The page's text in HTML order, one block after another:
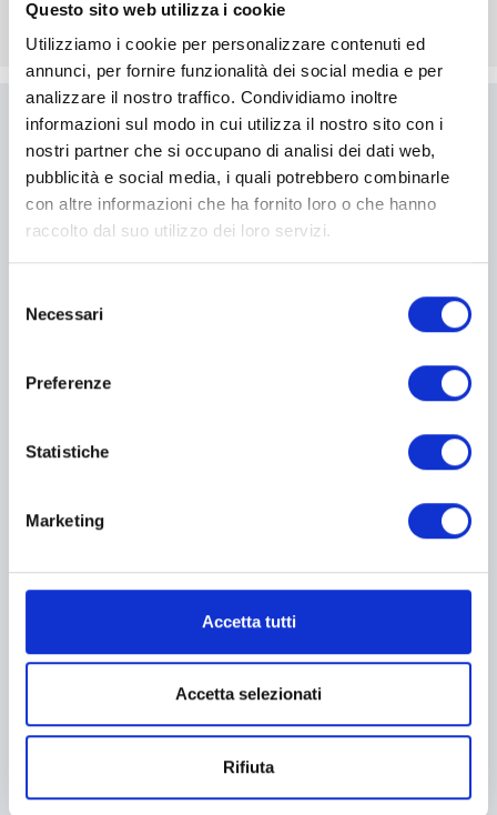
Questo sito web utilizza i cookie
Utilizziamo i cookie per personalizzare contenuti ed
annunci, per fornire funzionalità dei social media e per
analizzare il nostro traffico. Condividiamo inoltre
informazioni sul modo in cui utilizza il nostro sito con i
nostri partner che si occupano di analisi dei dati web,
pubblicità e social media, i quali potrebbero combinarle
con altre informazioni che ha fornito loro o che hanno
raccolto dal suo utilizzo dei loro servizi.
delNecessari
Preferenze
Statistiche
Marketing
Accetta tutti
Accetta selezionati
Rifiuta
Scrivici
Compila il modulo per essere
ricontattato
I campi contrassegnati con * sono obbligatori